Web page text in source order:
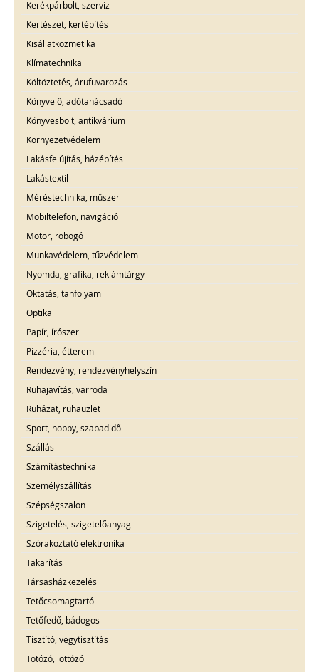
Kerékpárbolt, szerviz
Kertészet, kertépítés
Kisállatkozmetika
Klímatechnika
Költöztetés, árufuvarozás
Könyvelő, adótanácsadó
Könyvesbolt, antikvárium
Környezetvédelem
Lakásfelújítás, házépítés
Lakástextil
Méréstechnika, műszer
Mobiltelefon, navigáció
Motor, robogó
Munkavédelem, tűzvédelem
Nyomda, grafika, reklámtárgy
Oktatás, tanfolyam
Optika
Papír, írószer
Pizzéria, étterem
Rendezvény, rendezvényhelyszín
Ruhajavítás, varroda
Ruházat, ruhaüzlet
Sport, hobby, szabadidő
Szállás
Számítástechnika
Személyszállítás
Szépségszalon
Szigetelés, szigetelőanyag
Szórakoztató elektronika
Takarítás
Társasházkezelés
Tetőcsomagtartó
Tetőfedő, bádogos
Tisztító, vegytisztítás
Totózó, lottózó